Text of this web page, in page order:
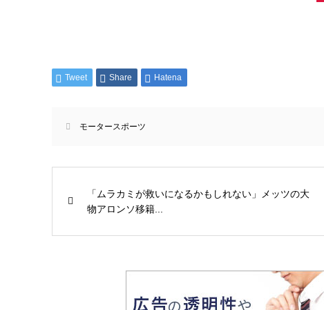
Tweet Share Hatena
モータースポーツ
「ムラカミが救いになるかもしれない」メッツの大
物アロンソ移籍...